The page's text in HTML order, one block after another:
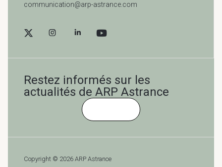
communication@arp-astrance.com
Restez informés sur les
actualités de ARP Astrance
Copyright © 2026 ARP Astrance